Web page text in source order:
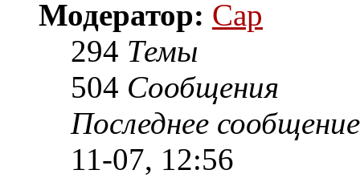
Модератор: Cap
294 Темы
504 Сообщения
Последнее сообщение
11-07, 12:56